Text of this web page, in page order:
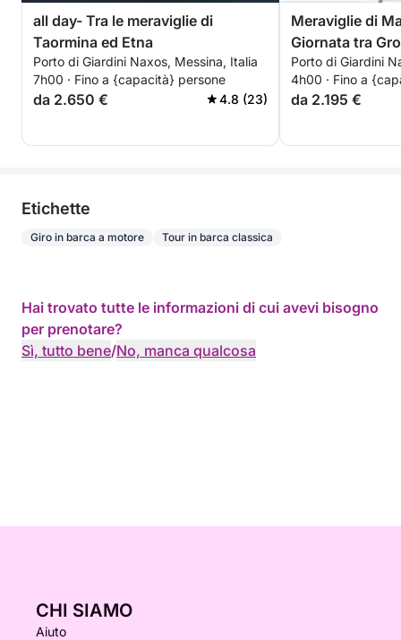
all day- Tra le meraviglie di
Taormina ed Etna
Porto di Giardini Naxos, Messina, Italia
7h00 · Fino a {capacità} persone
da 2.650 € 4.8 (23)
Meraviglie di
Giornata tra
Snorkeling a
Porto di Giardini
4h00 · Fino a
da 2.195 €
Etichette
Giro in barca a motore Tour in barca classica
Hai trovato tutte le informazioni di cui avevi bisogno
per prenotare?
Sì, tutto bene/No, manca qualcosa
CHI SIAMO
Aiuto